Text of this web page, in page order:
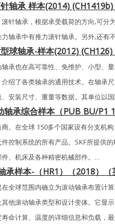
轴承 样本(2014) (CH1419b)
轴承，根据承受载荷的方向,可分为
轴承中有推力滚针轴承。另外,还有
球轴承-样本(2012) (CH126)
轴承也在高可靠性、免维护、小型
绍了各类轴承的通用技术。在轴承
安装尺寸、重量等数据。其单位以
轴承综合样本（PUB BU/P1
。在全球 150多个国家设有分支机
控制系统的所有产品。SKF所提供
、机床及各种精密机械部件。...
承样本-（HR1）（2018）（
全球范围内确立为滚动轴承布置计
他滚动轴承类型和设计变体。它显
命计算、温度的详细信息和负载，